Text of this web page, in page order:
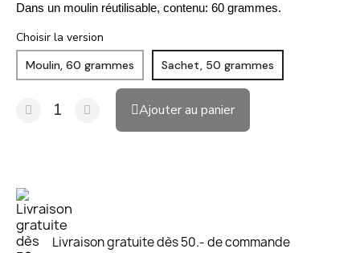
Dans un moulin réutilisable, contenu: 60 grammes.
Choisir la version
Moulin, 60 grammes Sachet, 50 grammes
Ajouter au panier
Livraison gratuite dès 50.- de commande